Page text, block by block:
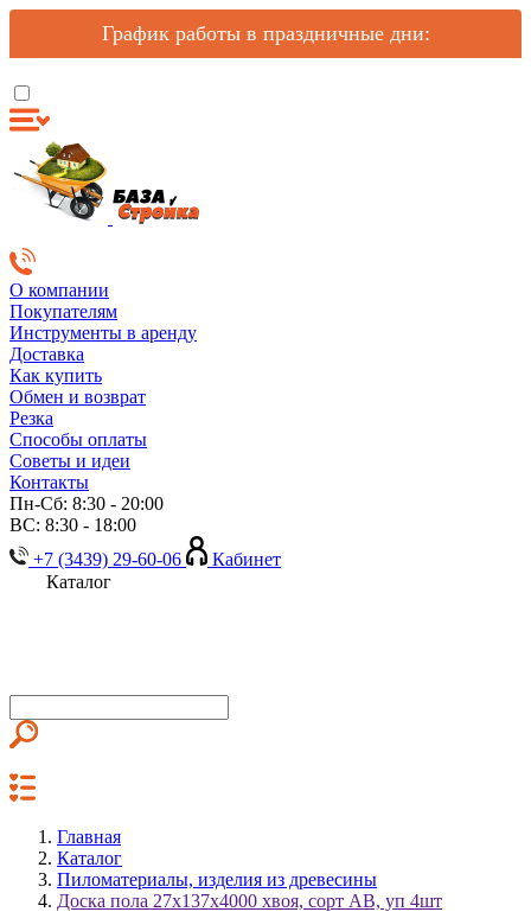
График работы в праздничные дни:
О компании
Покупателям
Инструменты в аренду
Доставка
Как купить
Обмен и возврат
Резка
Способы оплаты
Советы и идеи
Контакты
Пн-Сб: 8:30 - 20:00
ВС: 8:30 - 18:00
+7 (3439) 29-60-06
Кабинет
Каталог
Главная
Каталог
Пиломатериалы, изделия из древесины
Доска пола 27х137х4000 хвоя, сорт АВ, уп 4шт